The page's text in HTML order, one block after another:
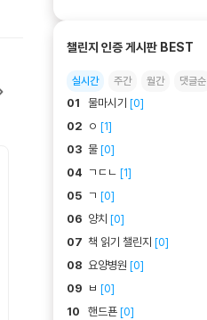
챌린지 인증 게시판 BEST
실시간 주간 월간 댓글순
01 물마시기 [0]
02 ㅇ [1]
03 물 [0]
04 ㄱㄷㄴ [1]
05 ㄱ [0]
06 양치 [0]
07 책 읽기 챌린지 [0]
08 요양병원 [0]
09 ㅂ [0]
10 핸드푠 [0]